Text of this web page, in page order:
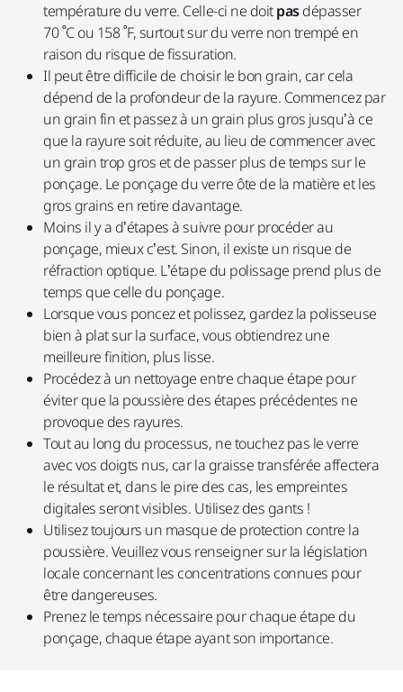
température du verre. Celle-ci ne doitpasdépasser
70 ˚C ou 158 ˚F, surtout sur du verre non trempé en
raison du risque de fissuration.
Il peut être difficile de choisir le bon grain, car cela
dépend de la profondeur de la rayure. Commencez par
un grain fin et passez à un grain plus gros jusqu’à ce
que la rayure soit réduite, au lieu de commencer avec
un grain trop gros et de passer plus de temps sur le
ponçage. Le ponçage du verre ôte de la matière et les
gros grains en retire davantage.
Moins il y a d’étapes à suivre pour procéder au
ponçage, mieux c’est. Sinon, il existe un risque de
réfraction optique. L’étape du polissage prend plus de
temps que celle du ponçage.
Lorsque vous poncez et polissez, gardez la polisseuse
bien à plat sur la surface, vous obtiendrez une
meilleure finition, plus lisse.
Procédez à un nettoyage entre chaque étape pour
éviter que la poussière des étapes précédentes ne
provoque des rayures.
Tout au long du processus, ne touchez pas le verre
avec vos doigts nus, car la graisse transférée affectera
le résultat et, dans le pire des cas, les empreintes
digitales seront visibles. Utilisez des gants !
Utilisez toujours un masque de protection contre la
poussière. Veuillez vous renseigner sur la législation
locale concernant les concentrations connues pour
être dangereuses.
Prenez le temps nécessaire pour chaque étape du
ponçage, chaque étape ayant son importance.